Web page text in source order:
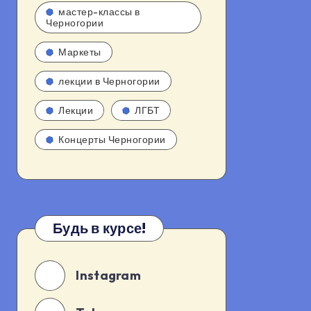
мастер-классы в
Черногории
Маркеты
лекции в Черногории
Лекции ЛГБТ
Концерты Черногории
Будь в курсе!
Instagram